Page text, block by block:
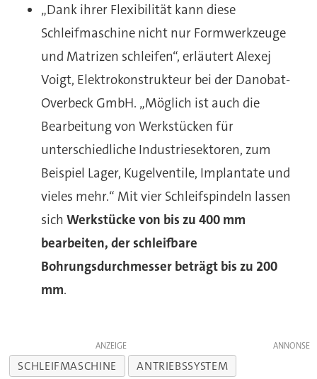
„Dank ihrer Flexibilität kann diese
Schleifmaschine nicht nur Formwerkzeuge
und Matrizen schleifen“, erläutert Alexej
Voigt, Elektrokonstrukteur bei der Danobat-
Overbeck GmbH. „Möglich ist auch die
Bearbeitung von Werkstücken für
unterschiedliche Industriesektoren, zum
Beispiel Lager, Kugelventile, Implantate und
vieles mehr.“ Mit vier Schleifspindeln lassen
sichWerkstücke von bis zu 400 mm
bearbeiten, der schleifbare
Bohrungsdurchmesser beträgt bis zu 200
mm.
ANZEIGE
SCHLEIFMASCHINE
ANTRIEBSSYSTEM